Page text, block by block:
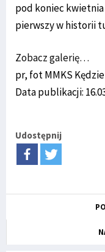
pod koniec
pierwszy w historii
Zobacz galerię…
pr, fot MMKS
Data publikacji:
Udostępnij